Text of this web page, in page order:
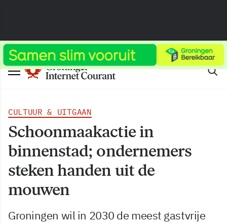
CULTUUR & UITGAAN
Schoonmaakactie in
binnenstad; ondernemers
steken handen uit de
mouwen
Groningen wil in 2030 de meest gastvrije